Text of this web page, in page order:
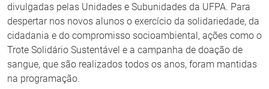
divulgadas pelas Unidades e Subunidades da UFPA. Para
despertar nos novos alunos o exercício da solidariedade, da
cidadania e do compromisso socioambiental, ações como o
Trote Solidário Sustentável e a campanha de doação de
sangue, que são realizados todos os anos, foram mantidas
na programação.